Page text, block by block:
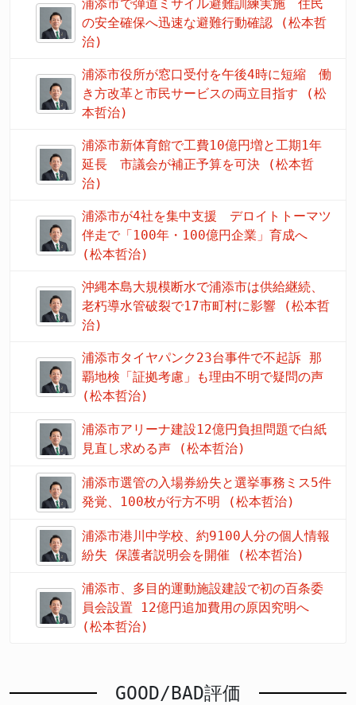
浦添市で弾道ミサイル避難訓練実施 住民
の安全確保へ迅速な避難行動確認 (松本哲
治)
浦添市役所が窓口受付を午後4時に短縮 働
き方改革と市民サービスの両立目指す (松
本哲治)
浦添市新体育館で工費10億円増と工期1年
延長 市議会が補正予算を可決 (松本哲
治)
浦添市が4社を集中支援 デロイトトーマツ
伴走で「100年・100億円企業」育成へ
(松本哲治)
沖縄本島大規模断水で浦添市は供給継続、
老朽導水管破裂で17市町村に影響 (松本哲
治)
浦添市タイヤパンク23台事件で不起訴 那
覇地検「証拠考慮」も理由不明で疑問の声
(松本哲治)
浦添市アリーナ建設12億円負担問題で白紙
見直し求める声 (松本哲治)
浦添市選管の入場券紛失と選挙事務ミス5件
発覚、100枚が行方不明 (松本哲治)
浦添市港川中学校、約9100人分の個人情報
紛失 保護者説明会を開催 (松本哲治)
浦添市、多目的運動施設建設で初の百条委
員会設置 12億円追加費用の原因究明へ
(松本哲治)
GOOD/BAD評価